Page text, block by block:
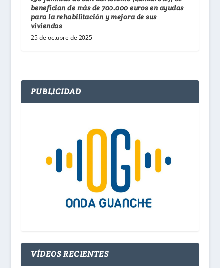
benefician de más de 700.000 euros en ayudas
para la rehabilitación y mejora de sus
viviendas
25 de octubre de 2025
PUBLICIDAD
VÍDEOS RECIENTES